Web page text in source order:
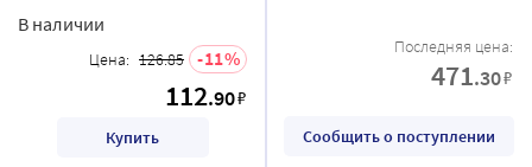
В наличии
Цена: 126.85 11
112.90₽
Купить
Последняя цена:
471.30₽
Сообщить о поступлении